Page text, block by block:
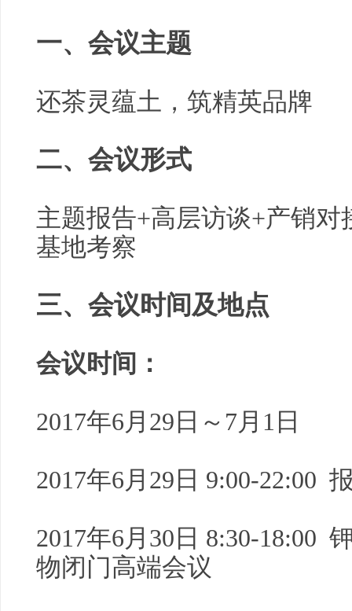
一、 会议主题
还茶灵蕴土，筑精英品牌
二、 会议形式
主题报告+高层访谈+产销
基地考察
三、 会议时间及地点
会议时间：
2017年6月29日～7月1日
2017年6月29日 9:00-22:00
2017年6月30日 8:30-18:00
物闭门高端会议